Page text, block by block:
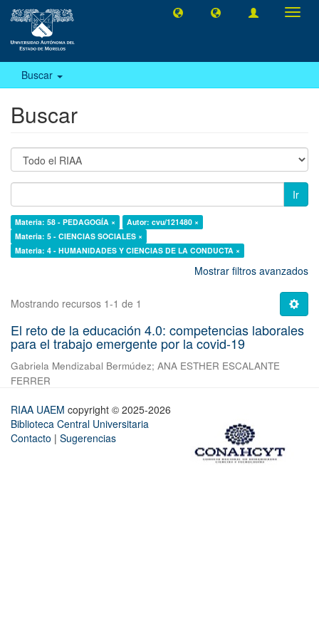
Buscar
Buscar
Ir
Materia: 58 - PEDAGOGÍA ×
Autor: cvu/121480 ×
Materia: 5 - CIENCIAS SOCIALES ×
Materia: 4 - HUMANIDADES Y CIENCIAS DE LA CONDUCTA ×
Mostrar filtros avanzados
Mostrando recursos 1-1 de 1
El reto de la educación 4.0: competencias laborales
para el trabajo emergente por la covid-19
Gabriela Mendizabal Bermúdez; ANA ESTHER ESCALANTE
FERRER
RIAA UAEM copyright © 2025-2026
Biblioteca Central Universitaria
Contacto | Sugerencias